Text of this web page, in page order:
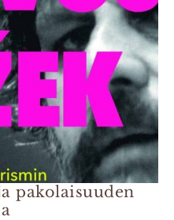
pakolaisuuden